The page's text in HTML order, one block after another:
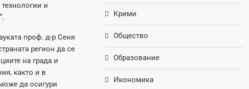
и
проф. д-р Сеня
регион да се
на града и
както и в
да осигури
Крими
Общество
Образование
Икономика